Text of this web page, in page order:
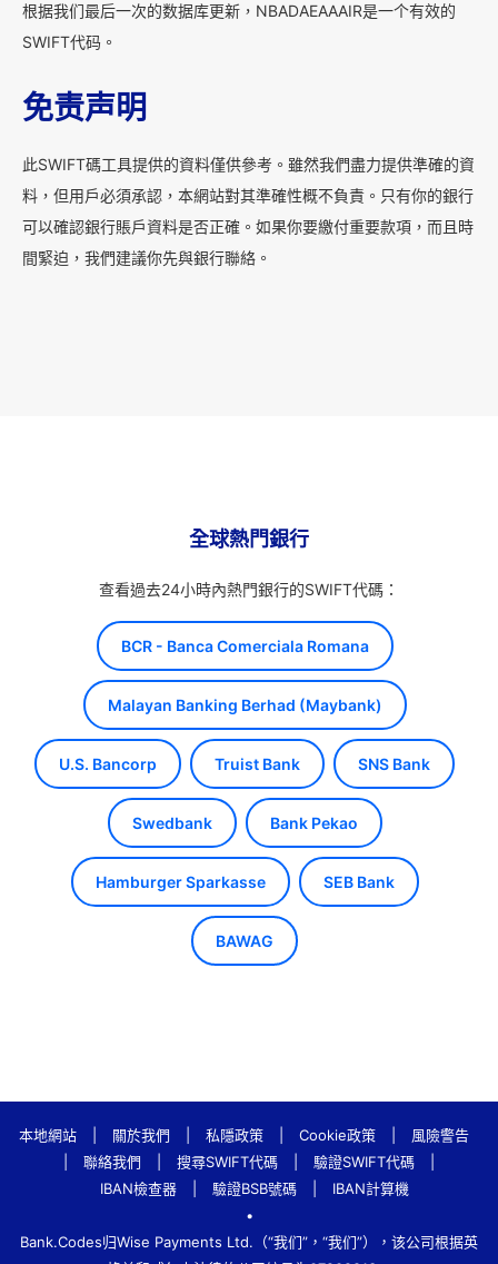
根据我们最后一次的数据库更新，NBADAEAAAIR是一个有效的
SWIFT代码。
免责声明
此SWIFT碼工具提供的資料僅供參考。雖然我們盡力提供準確的資
料，但用戶必須承認，本網站對其準確性概不負責。只有你的銀行
可以確認銀行賬戶資料是否正確。如果你要繳付重要款項，而且時
間緊迫，我們建議你先與銀行聯絡。
全球熱門銀行
查看過去24小時內熱門銀行的SWIFT代碼：
BCR - Banca Comerciala Romana
Malayan Banking Berhad (Maybank)
U.S. Bancorp Truist Bank SNS Bank
Swedbank Bank Pekao
Hamburger Sparkasse SEB Bank
BAWAG
本地網站 關於我們 私隱政策 Cookie政策
風險警告
聯絡我們 搜尋SWIFT代碼 驗證SWIFT代碼
IBAN檢查器
驗證BSB號碼
IBAN計算機
•
Bank.Codes归Wise Payments Ltd.（“我们”，“我们”），该公司根据英